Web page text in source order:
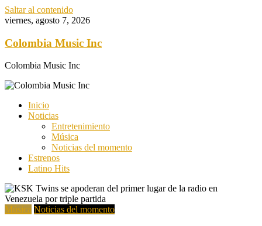
Saltar al contenido
viernes, agosto 7, 2026
Colombia Music Inc
Colombia Music Inc
Inicio
Noticias
Entretenimiento
Música
Noticias del momento
Estrenos
Latino Hits
Música Noticias del momento